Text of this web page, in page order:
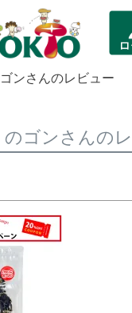
ンさんのレビュー
のゴンさんの